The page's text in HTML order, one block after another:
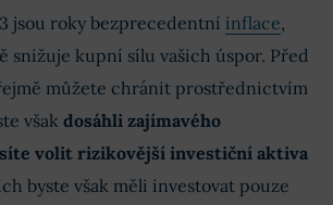
jsou roky bezprecedentní inflace,
snižuje kupní sílu vašich úspor. Před
můžete chránit prostřednictvím
však dosáhli zajímavého
volit rizikovější investiční aktiva
byste však měli investovat pouze